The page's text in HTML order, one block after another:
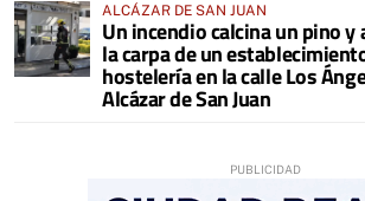
ALCÁZAR DE SAN JUAN
Un incendio calcina un pino y
la carpa de un
hostelería en la calle Los
Alcázar de San Juan